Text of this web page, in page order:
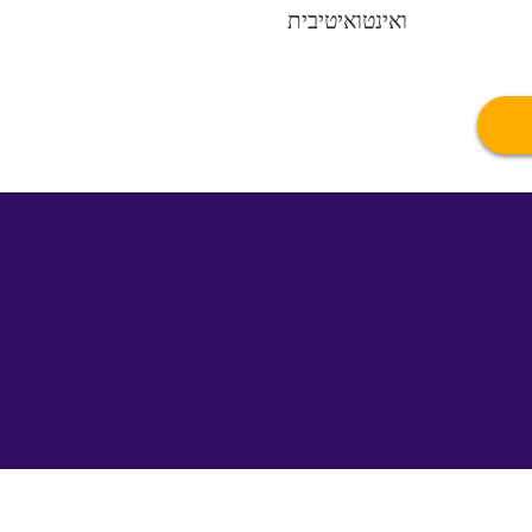
ואינטואיטיבית